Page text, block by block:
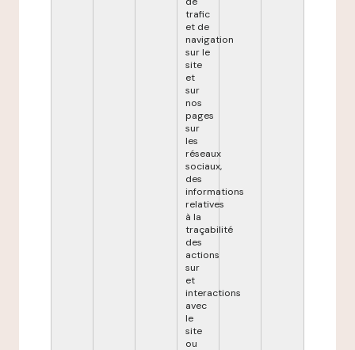
trafic
et de
navigation
sur le
site
et
sur
nos
pages
sur
les
réseaux
sociaux,
des
informations
relatives
à la
traçabilité
des
actions
sur
et
interactions
avec
le
site
ou